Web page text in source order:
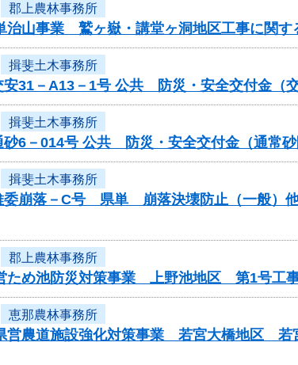
郡上農林事務所
治山事業 鷲ヶ嶽・講堂ヶ洞地区工事に関す
揖斐土木事務所
安31－A13－1号 公共 防災・安全交付金（
揖斐土木事務所
砂6－014号 公共 防災・安全交付金（通常
揖斐土木事務所
委崩落－C号 県単 崩落決壊防止（一般）
郡上農林事務所
ため池防災対策事業 上野池地区 第1号工
恵那農林事務所
営農道施設強化対策事業 若宮大橋地区 若